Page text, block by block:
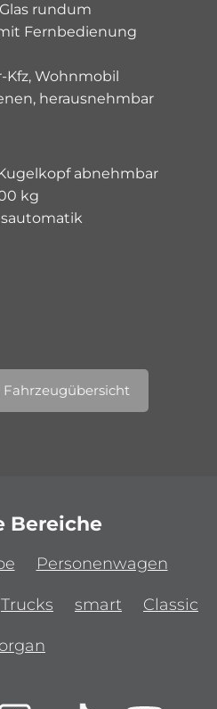
rundum
Fernbedienung
Kfz, Wohnmobil
herausnehmbar
abnehmbar
kg
Bereiche
Personenwagen
Trucks smart Classic